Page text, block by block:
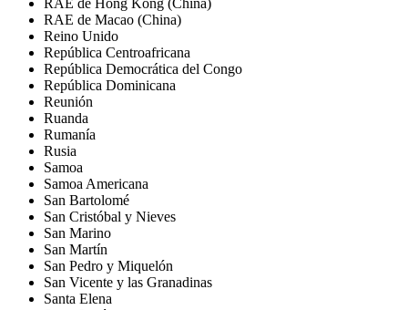
RAE de Macao (China)
Reino Unido
República Centroafricana
República Democrática del Congo
República Dominicana
Reunión
Ruanda
Rumanía
Rusia
Samoa
Samoa Americana
San Bartolomé
San Cristóbal y Nieves
San Marino
San Martín
San Pedro y Miquelón
San Vicente y las Granadinas
Santa Elena